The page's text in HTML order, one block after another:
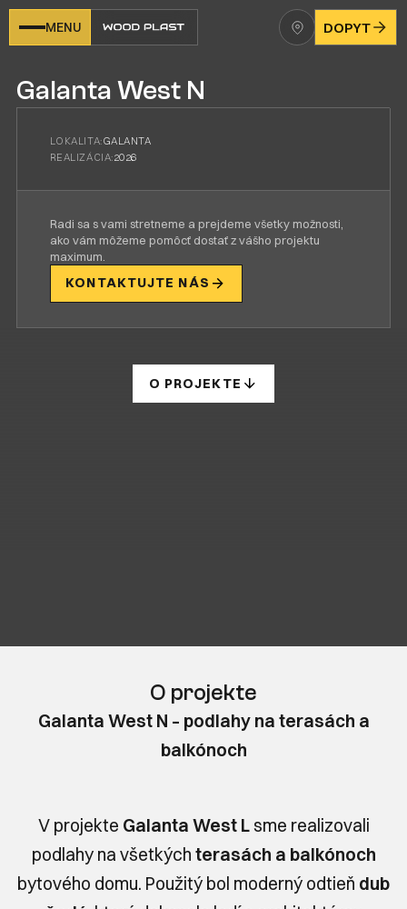
MENU DOPYT
Galanta West N
LOKALITA:GALANTA
REALIZÁCIA:2026
Radi sa s vami stretneme a prejdeme všetky možnosti,
ako vám môžeme pomôcť dostať z vášho projektu
maximum.
KONTAKTUJTE NÁS
O PROJEKTE
O projekte
Galanta West N – podlahy na terasách a
balkónoch
V projekte Galanta West Lsme realizovali
podlahy na všetkých terasách a balkónoch
bytového domu. Použitý bol moderný odtieň dub